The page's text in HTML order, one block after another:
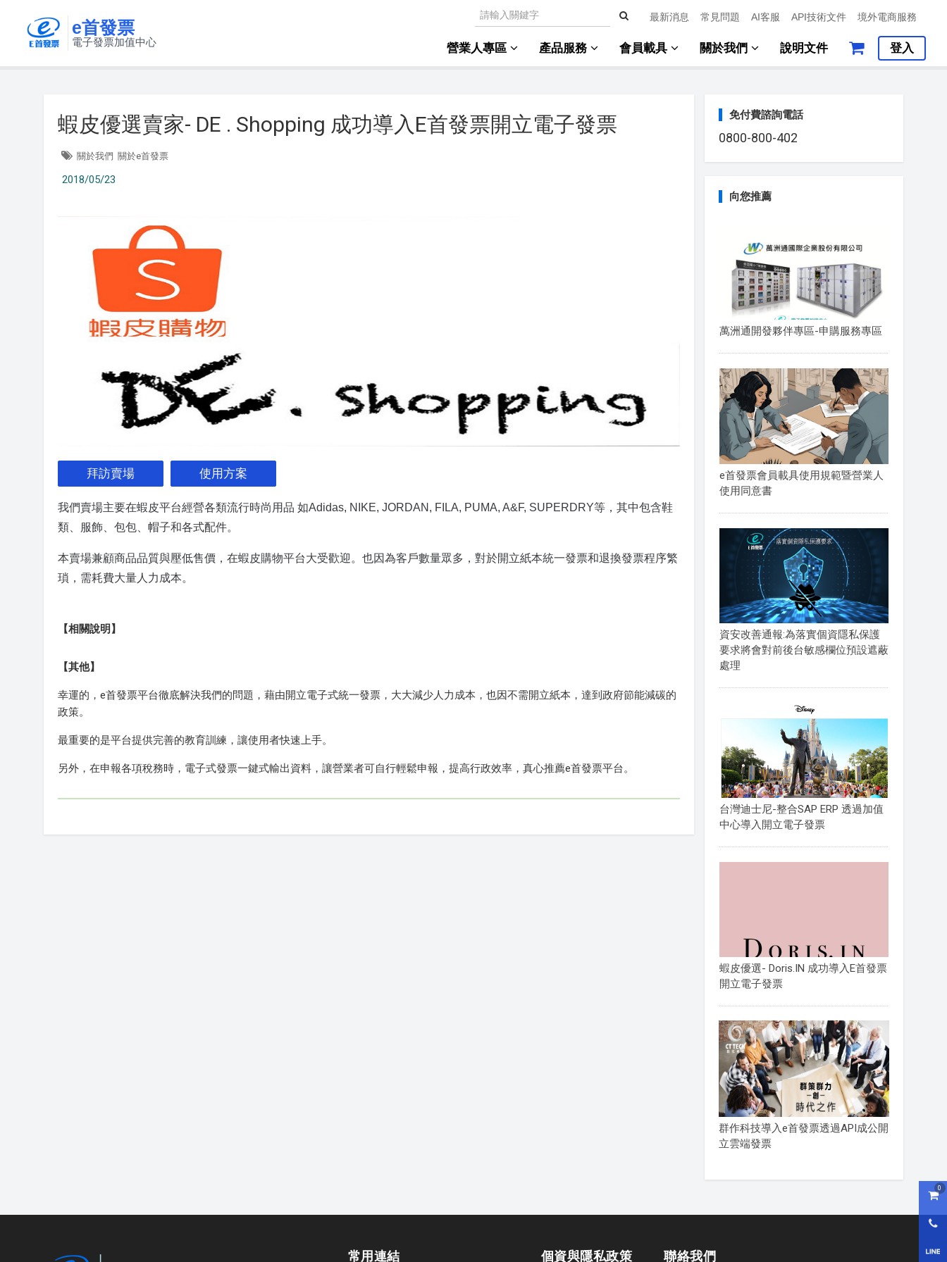
購
0
e首發票
電子發票加值中心
最新消息 常見問題 AI客服 API技術文件 境外電商服務
營業人專區 產品服務 會員載具 關於我們 說明文件 登入
蝦皮優選賣家- DE . Shopping 成功導入E首發票開立電子發票
關於我們 關於e首發票
2018/05/23
拜訪賣場 使用方案
我們賣場主要在蝦皮平台經營各類流行時尚用品 如Adidas, NIKE, JORDAN, FILA, PUMA, A&F, SUPERDRY等， 其中包含鞋
類、服飾、包包、帽子和各式配件。
本賣場兼顧商品品質與壓低售價，在蝦皮購物平台大受歡迎。也因為客戶數量眾多，對於開立紙本統一發票和退換發票程序繁
瑣，需耗費大量人力成本。
【相關說明】
【其他】
幸運的，e首發票平台徹底解決我們的問題，藉由開立電子式統一發票，大大減少人力成本，也因不需開立紙本，達到政府節能減碳的
政策。
最重要的是平台提供完善的教育訓練，讓使用者快速上手。
另外，在申報各項稅務時，電子式發票一鍵式輸出資料，讓營業者可自行輕鬆申報，提高行政效率，真心推薦e首發票平台。
免付費諮詢電話
0800-800-402
向您推薦
萬洲通開發夥伴專區-申購服務專區
e首發票會員載具使用規範暨營業人
使用同意書
資安改善通報:為落實個資隱私保護
要求將會對前後台敏感欄位預設遮蔽
處理
台灣迪士尼-整合SAP ERP 透過加值
中心導入開立電子發票
蝦皮優選- Doris.IN 成功導入E首發票
開立電子發票
群作科技導入e首發票透過API成公開
立雲端發票
常用連結 個資與隱私政策 聯絡我們